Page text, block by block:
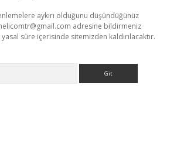
aykırı olduğunu düşündüğünüz
adresine bildirmeniz
süre içerisinde sitemizden kaldırılacaktır.